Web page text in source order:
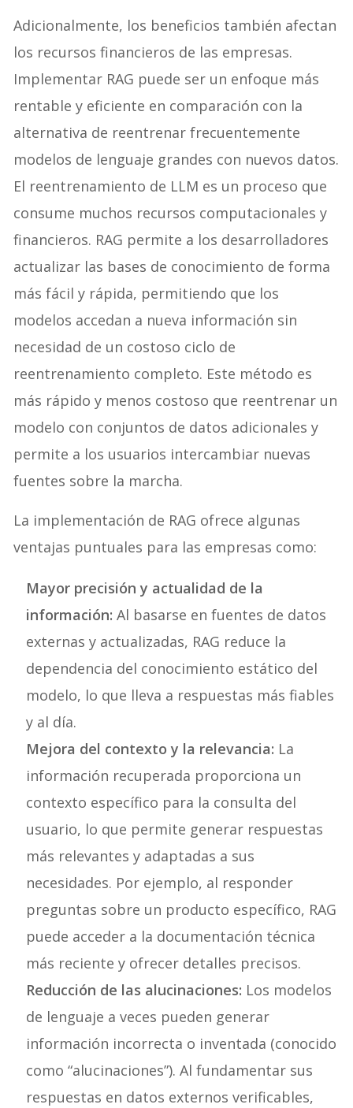
Adicionalmente, los beneficios también afectan
los recursos financieros de las empresas.
Implementar RAG puede ser un enfoque más
rentable y eficiente en comparación con la
alternativa de reentrenar frecuentemente
modelos de lenguaje grandes con nuevos datos.
El reentrenamiento de LLM es un proceso que
consume muchos recursos computacionales y
financieros. RAG permite a los desarrolladores
actualizar las bases de conocimiento de forma
más fácil y rápida, permitiendo que los
modelos accedan a nueva información sin
necesidad de un costoso ciclo de
reentrenamiento completo. Este método es
más rápido y menos costoso que reentrenar un
modelo con conjuntos de datos adicionales y
permite a los usuarios intercambiar nuevas
fuentes sobre la marcha.
La implementación de RAG ofrece algunas
ventajas puntuales para las empresas como:
Mayor precisión y actualidad de la
información: Al basarse en fuentes de datos
externas y actualizadas, RAG reduce la
dependencia del conocimiento estático del
modelo, lo que lleva a respuestas más fiables
y al día.
Mejora del contexto y la relevancia: La
información recuperada proporciona un
contexto específico para la consulta del
usuario, lo que permite generar respuestas
más relevantes y adaptadas a sus
necesidades. Por ejemplo, al responder
preguntas sobre un producto específico, RAG
puede acceder a la documentación técnica
más reciente y ofrecer detalles precisos.
Reducción de las alucinaciones: Los modelos
de lenguaje a veces pueden generar
información incorrecta o inventada (conocido
como “alucinaciones”). Al fundamentar sus
respuestas en datos externos verificables,